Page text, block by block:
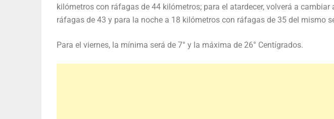
kilómetros con ráfagas de 44 kilómetros; para el atardecer, volverá a
ráfagas de 43 y para la noche a 18 kilómetros con ráfagas de 35 del mismo
Para el viernes, la mínima será de 7° y la máxima de 26° Centígrados.